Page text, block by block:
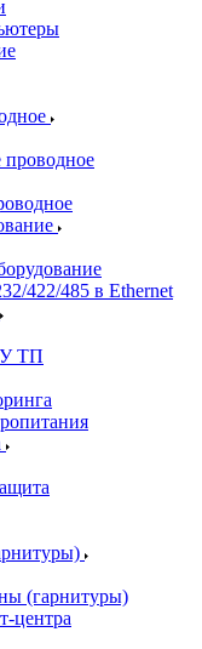
проводное
422/485 в Ethernet
ТП
(гарнитуры)
центра